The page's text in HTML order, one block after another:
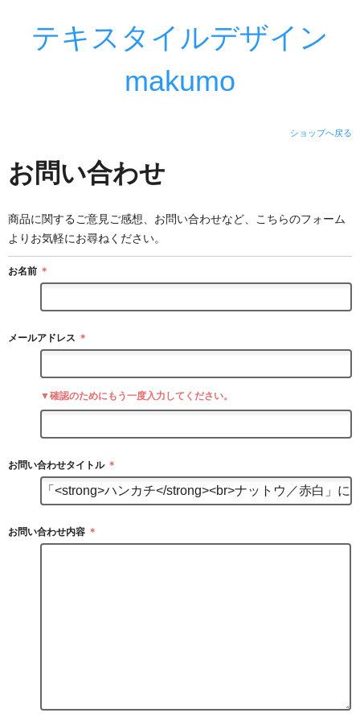
テキスタイルデザイン
makumo
ショップへ戻る
お問い合わせ
商品に関するご意見ご感想、お問い合わせなど、こちらのフォーム
よりお気軽にお尋ねください。
お名前 ＊
メールアドレス ＊
▼確認のためにもう一度入力してください。
お問い合わせタイトル ＊
お問い合わせ内容 ＊